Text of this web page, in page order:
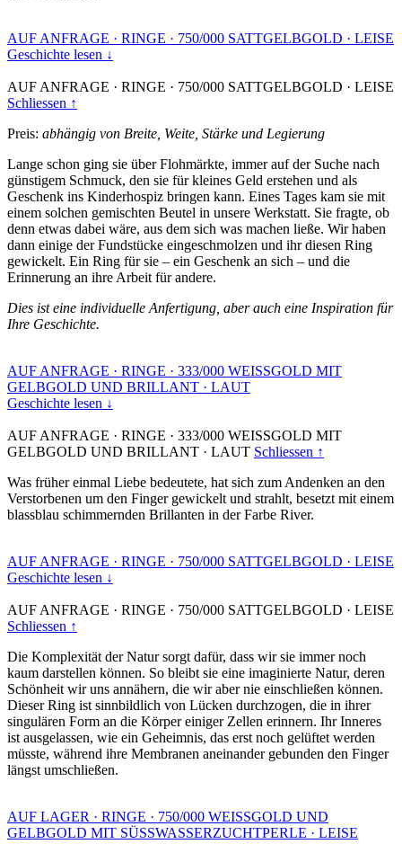
AUF ANFRAGE · RINGE · 750/000 SATTGELBGOLD · LEISE
Geschichte lesen ↓
AUF ANFRAGE · RINGE · 750/000 SATTGELBGOLD · LEISE
Schliessen ↑
Preis: abhängig von Breite, Weite, Stärke und Legierung
Lange schon ging sie über Flohmärkte, immer auf der Suche nach
günstigem Schmuck, den sie für kleines Geld erstehen und als
Geschenk ins Kinderhospiz bringen kann. Eines Tages kam sie mit
einem solchen gemischten Beutel in unsere Werkstatt. Sie fragte, ob
denn etwas dabei wäre, aus dem sich was machen ließe. Wir haben
dann einige der Fundstücke eingeschmolzen und ihr diesen Ring
gewickelt. Ein Ring für sie – ein Geschenk an sich – und die
Erinnerung an ihre Arbeit für andere.
Dies ist eine individuelle Anfertigung, aber auch eine Inspiration für
Ihre Geschichte.
AUF ANFRAGE · RINGE · 333/000 WEISSGOLD MIT
GELBGOLD UND BRILLANT · LAUT
Geschichte lesen ↓
AUF ANFRAGE · RINGE · 333/000 WEISSGOLD MIT
GELBGOLD UND BRILLANT · LAUT Schliessen ↑
Was früher einmal Liebe bedeutete, hat sich zum Andenken an den
Verstorbenen um den Finger gewickelt und strahlt, besetzt mit einem
blassblau schimmernden Brillanten in der Farbe River.
AUF ANFRAGE · RINGE · 750/000 SATTGELBGOLD · LEISE
Geschichte lesen ↓
AUF ANFRAGE · RINGE · 750/000 SATTGELBGOLD · LEISE
Schliessen ↑
Die Komplexität der Natur sorgt dafür, dass wir sie immer noch
kaum darstellen können. So bleibt sie eine imaginierte Natur, deren
Schönheit wir uns annähern, die wir aber nie einschließen können.
Dieser Ring ist sinnbildlich von Lücken durchzogen, die in ihrer
singulären Form an die Körper einiger Zellen erinnern. Ihr Inneres
ist ausgelassen, wie ein Geheimnis, das erst noch gelüftet werden
müsste, während ihre Membranen aneinander gebunden den Finger
längst umschließen.
AUF LAGER · RINGE · 750/000 WEISSGOLD UND
GELBGOLD MIT SÜSSWASSERZUCHTPERLE · LEISE